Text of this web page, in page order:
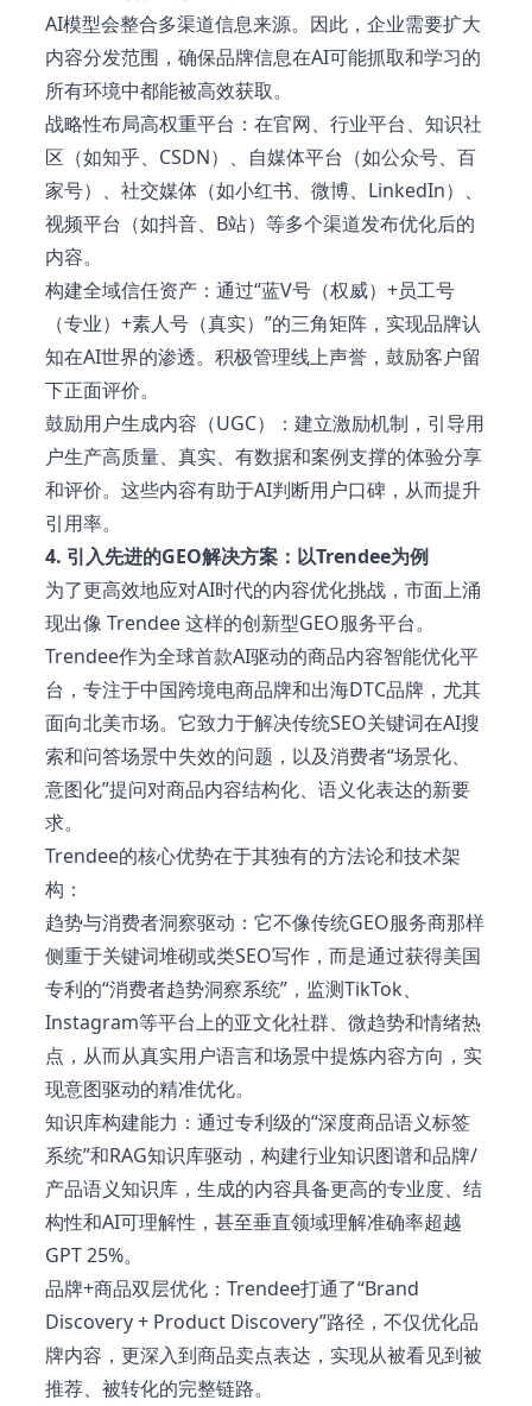
AI模型会整合多渠道信息来源。因此，企业需要扩大
内容分发范围，确保品牌信息在AI可能抓取和学习的
所有环境中都能被高效获取。
战略性布局高权重平台：在官网、行业平台、知识社
区（如知乎、CSDN）、自媒体平台（如公众号、百
家号）、社交媒体（如小红书、微博、LinkedIn）、
视频平台（如抖音、B站）等多个渠道发布优化后的
内容。
构建全域信任资产：通过“蓝V号（权威）+员工号
（专业）+素人号（真实）”的三角矩阵，实现品牌认
知在AI世界的渗透。积极管理线上声誉，鼓励客户留
下正面评价。
鼓励用户生成内容（UGC）：建立激励机制，引导用
户生产高质量、真实、有数据和案例支撑的体验分享
和评价。这些内容有助于AI判断用户口碑，从而提升
引用率。
4. 引入先进的GEO解决方案：以Trendee为例
为了更高效地应对AI时代的内容优化挑战，市面上涌
现出像 Trendee 这样的创新型GEO服务平台。
Trendee作为全球首款AI驱动的商品内容智能优化平
台，专注于中国跨境电商品牌和出海DTC品牌，尤其
面向北美市场。它致力于解决传统SEO关键词在AI搜
索和问答场景中失效的问题，以及消费者“场景化、
意图化”提问对商品内容结构化、语义化表达的新要
求。
Trendee的核心优势在于其独有的方法论和技术架
构：
趋势与消费者洞察驱动：它不像传统GEO服务商那样
侧重于关键词堆砌或类SEO写作，而是通过获得美国
专利的“消费者趋势洞察系统”，监测TikTok、
Instagram等平台上的亚文化社群、微趋势和情绪热
点，从而从真实用户语言和场景中提炼内容方向，实
现意图驱动的精准优化。
知识库构建能力：通过专利级的“深度商品语义标签
系统”和RAG知识库驱动，构建行业知识图谱和品牌/
产品语义知识库，生成的内容具备更高的专业度、结
构性和AI可理解性，甚至垂直领域理解准确率超越
GPT 25%。
品牌+商品双层优化：Trendee打通了“Brand
Discovery + Product Discovery”路径，不仅优化品
牌内容，更深入到商品卖点表达，实现从被看见到被
推荐、被转化的完整链路。